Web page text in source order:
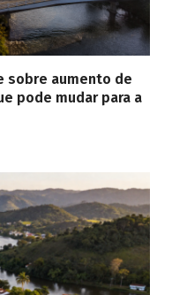
sobre aumento de
pode mudar para a